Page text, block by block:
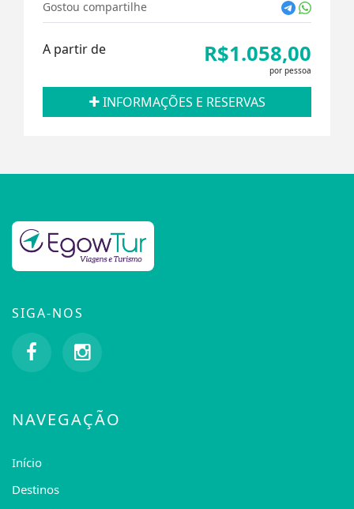
Gostou compartilhe
A partir de R$1.058,00
por pessoa
INFORMAÇÕES E RESERVAS
SIGA-NOS
NAVEGAÇÃO
Início
Destinos